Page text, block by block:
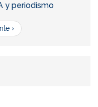
y periodismo
›